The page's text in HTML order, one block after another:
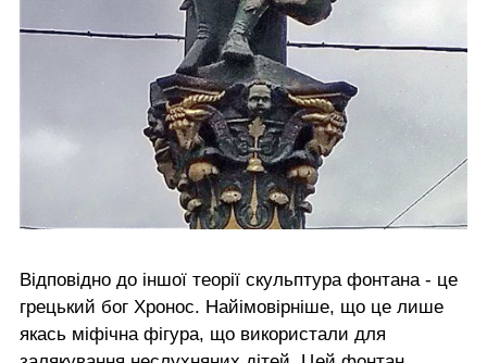
Відповідно до іншої теорії скульптура фонтана - це
грецький бог Хронос. Найімовірніше, що це лише
якась міфічна фігура, що використали для